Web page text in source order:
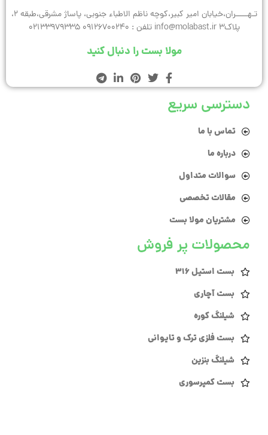
تـهـــــران،خیابان امیر کبیر،کوچه ناظم الاطباء جنوبی، پاساژ مشرقی،طبقه 2،
پلاک3 info@molabast.ir تلفن : 09126700240 02133979335
مولا بست را دنبال کنید
دسترسی سریع
تماس با ما
درباره ما
سوالات متداول
مقالات تخصصی
مشتریان مولا بست
محصولات پر فروش
بست استیل 316
بست آچاری
شیلنگ کوره
بست فلزی ترک و تایوانی
شیلنگ بنزین
بست کمپرسوری